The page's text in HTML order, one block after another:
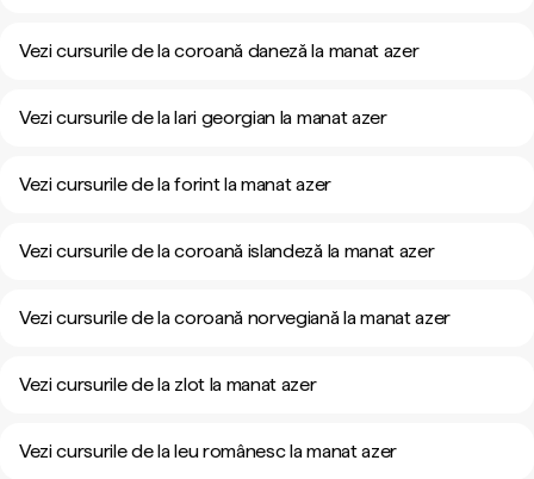
Vezi cursurile de la coroană daneză la manat azer
Vezi cursurile de la lari georgian la manat azer
Vezi cursurile de la forint la manat azer
Vezi cursurile de la coroană islandeză la manat azer
Vezi cursurile de la coroană norvegiană la manat azer
Vezi cursurile de la zlot la manat azer
Vezi cursurile de la leu românesc la manat azer